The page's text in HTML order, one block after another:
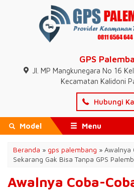
GPS
Jl. MP Mangkunegara No 16
Kecamatan Kalidoni
Hubungi
Model Menu
Beranda » gps palembang » Awalnya
Sekarang Gak Bisa Tanpa GPS
Awalnya Coba-